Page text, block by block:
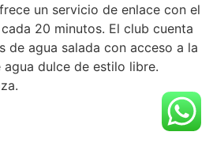
un servicio de enlace con el
20 minutos. El club cuenta
de agua salada con acceso a la
dulce de estilo libre.